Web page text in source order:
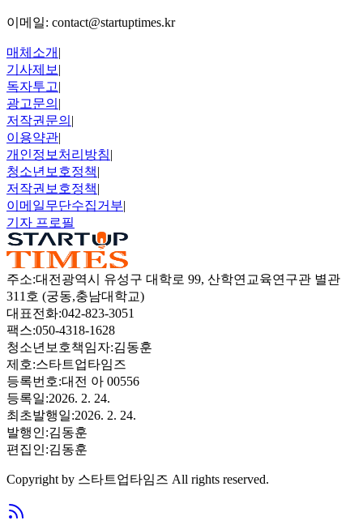
이메일: contact@startuptimes.kr
매체소개 |
기사제보 |
독자투고|
광고문의 |
저작권문의 |
이용약관|
개인정보처리방침|
청소년보호정책|
저작권보호정책|
이메일무단수집거부|
기자 프로필
주소:대전광역시 유성구 대학로 99, 산학연교육연구관 별관
311호 (궁동,충남대학교)
대표전화:042-823-3051
팩스:050-4318-1628
청소년보호책임자:김동훈
제호:스타트업타임즈
등록번호:대전 아 00556
등록일:2026. 2. 24.
최초발행일:2026. 2. 24.
발행인:김동훈
편집인:김동훈
Copyright by 스타트업타임즈 All rights reserved.